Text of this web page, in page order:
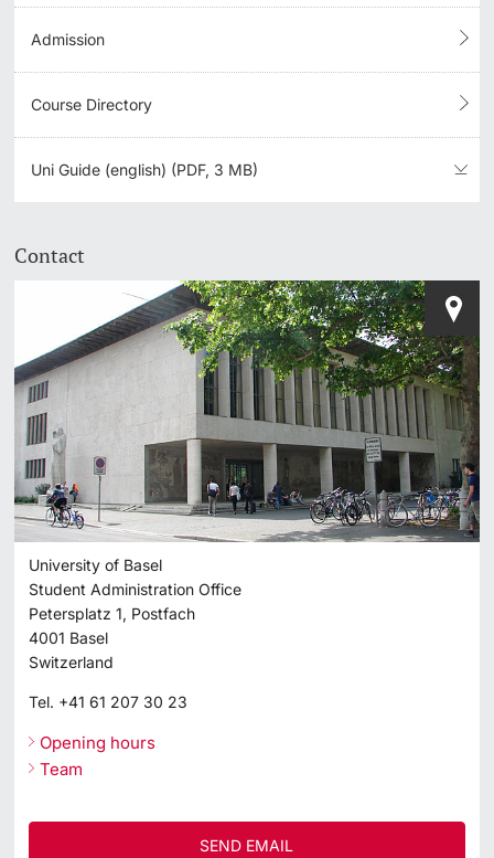
Admission
Course Directory
Uni Guide (english) (PDF, 3 MB)
Contact
University of Basel
Student Administration Office
Petersplatz 1, Postfach
4001 Basel
Switzerland
Tel. +41 61 207 30 23
Opening hours
Team
SEND EMAIL